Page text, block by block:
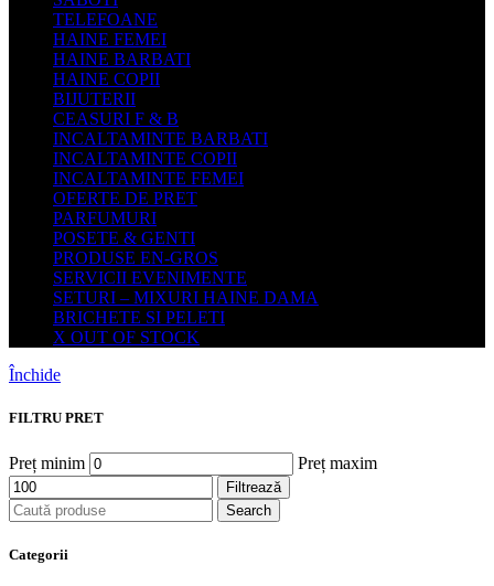
TELEFOANE
HAINE FEMEI
HAINE BARBATI
HAINE COPII
BIJUTERII
CEASURI F & B
INCALTAMINTE BARBATI
INCALTAMINTE COPII
INCALTAMINTE FEMEI
OFERTE DE PRET
PARFUMURI
POSETE & GENTI
PRODUSE EN-GROS
SERVICII EVENIMENTE
SETURI – MIXURI HAINE DAMA
BRICHETE SI PELETI
X OUT OF STOCK
Închide
FILTRU PRET
Preț minim Preț maxim
Filtrează
Search
Categorii